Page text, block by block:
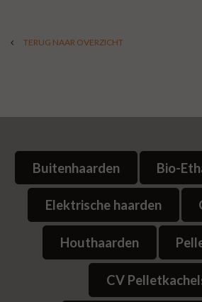
TERUG NAAR OVERZICHT
Buitenhaarden Bio-
Elektrische haarden
Houthaarden
CV